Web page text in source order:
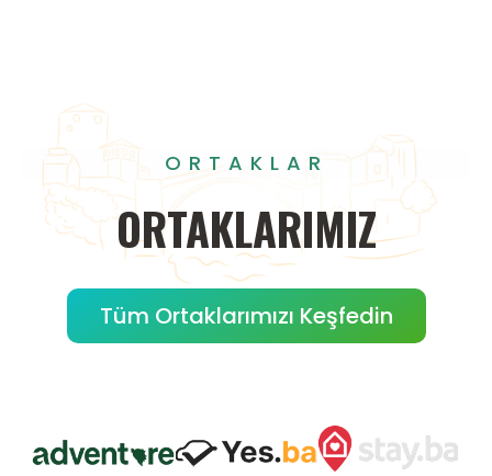
ORTAKLAR
ORTAKLARIMIZ
Tüm Ortaklarımızı Keşfedin